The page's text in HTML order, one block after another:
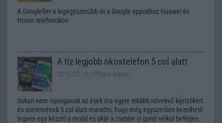
A Googlefier a legegyszerűbb út a Google appokhoz Huawei és
Honor telefonokon.
A tíz legjobb okostelefon 5 col alatt
2015.02.10 | Phone Arena
Sokan nem rajonganak az évek óta egyre inkább növekvõ kijelzõkért
és szeretnének 5 col alatt maradni, hogy még egyszerûen kezelhetõ
legyen egy kézzel a mobil és akár a zsebbe is gond nélkül beférjen.